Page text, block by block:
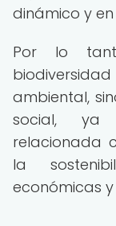
dinámico y
Por lo
ambiental,
social, ya
relacionada
la
económicas